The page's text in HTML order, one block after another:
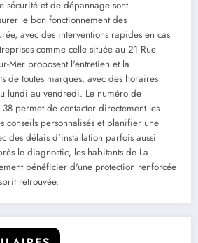
sécurité et de dépannage sont
le bon fonctionnement des
avec des interventions rapides en cas
comme celle située au 21 Rue
Mer proposent l'entretien et la
de toutes marques, avec des horaires
lundi au vendredi. Le numéro de
permet de contacter directement les
conseils personnalisés et planifier une
des délais d'installation parfois aussi
le diagnostic, les habitants de La
bénéficier d'une protection renforcée
retrouvée.